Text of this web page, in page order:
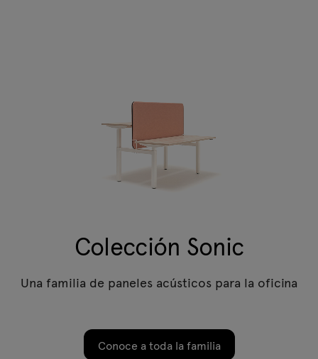
Colección Sonic
Una familia de paneles acústicos para la oficina
Conoce a toda la familia